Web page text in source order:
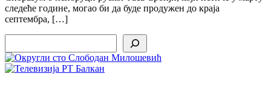
следеће године, могао би да буде продужен до краја
септембра, […]